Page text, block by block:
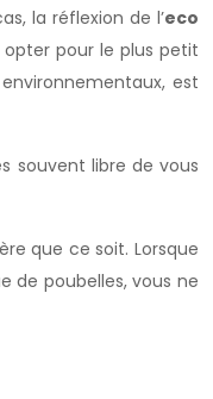
la réflexion de l’eco
opter pour le plus petit
est
souvent libre de vous
que ce soit. Lorsque
de poubelles, vous ne